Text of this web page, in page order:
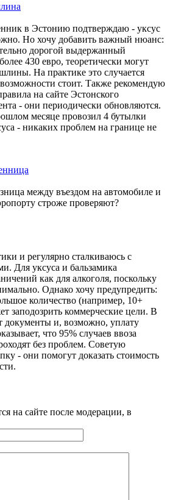
в Эстонию подтверждаю - уксус
Но хочу добавить важный нюанс:
дорогой выдержанный
430 евро, теоретически могут
На практике это случается
возможности стоит. Также рекомендую
на сайте Эстонского
- они периодически обновляются.
месяце провозил 4 бутылки
- никаких проблем на границе не
между въездом на автомобиле и
строже проверяют?
и регулярно сталкиваюсь с
Для уксуса и бальзамика
как для алкоголя, поскольку
Однако хочу предупредить:
количество (например, 10+
заподозрить коммерческие цели. В
документы и, возможно, уплату
что 95% случаев ввоза
без проблем. Советую
- они помогут доказать стоимость
на сайте после модерации, в